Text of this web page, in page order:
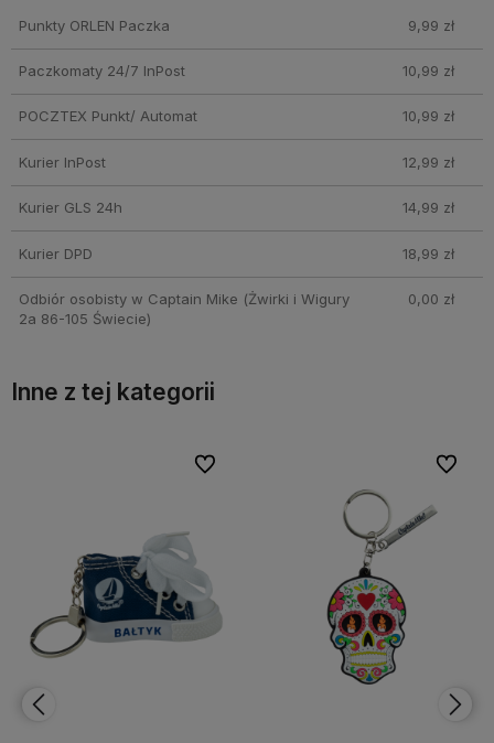
Punkty ORLEN Paczka 9,99 zł
Paczkomaty 24/7 InPost 10,99 zł
POCZTEX Punkt/ Automat 10,99 zł
Kurier InPost 12,99 zł
Kurier GLS 24h 14,99 zł
Kurier DPD 18,99 zł
Odbiór osobisty w Captain Mike (Żwirki i Wigury
2a 86-105 Świecie)
0,00 zł
Inne z tej kategorii
Do ulubionych
Do ulubionych Do
Do